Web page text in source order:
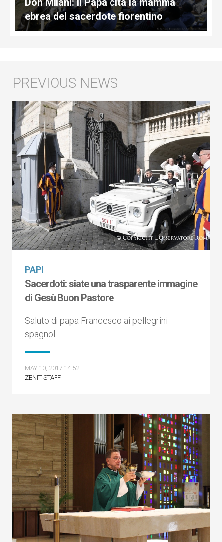
Don Milani: il Papa cita la mamma
ebrea del sacerdote fiorentino
PAPI
Sacerdoti: siate una trasparente immagine
di Gesù Buon Pastore
Saluto di papa Francesco ai pellegrini
spagnoli
MAY 10, 2017 14:52
ZENIT STAFF